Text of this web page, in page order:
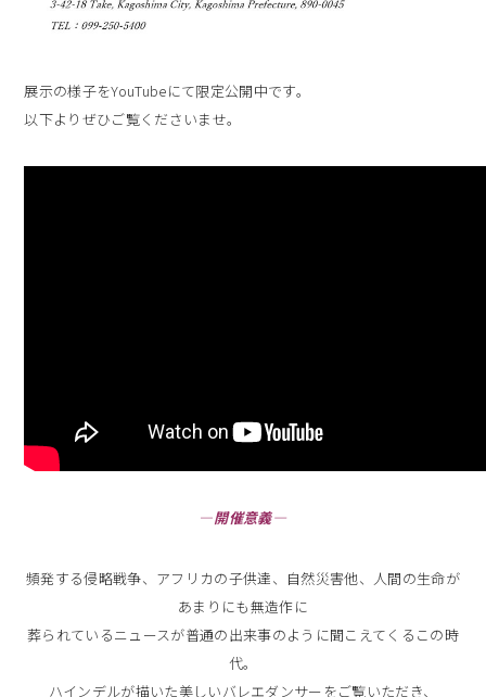
展示の様子をYouTubeにて限定公開中です。
以下よりぜひご覧くださいませ。
―開催意義―
頻発する侵略戦争、アフリカの子供達、自然災害他、人間の生命が
あまりにも無造作に
葬られているニュースが普通の出来事のように聞こえてくるこの時
代。
ハインデルが描いた美しいバレエダンサーをご覧いただき、